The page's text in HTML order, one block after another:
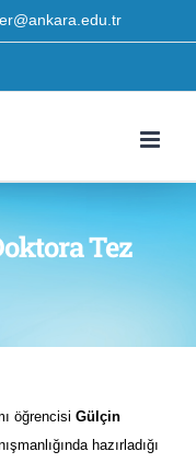
Tez
öğrencisi Gülçin
hazırladığı